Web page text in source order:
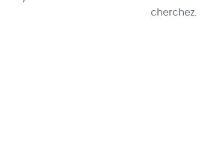
cherchez.